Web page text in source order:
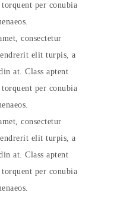
per conubia
consectetur
elit turpis, a
at. Class aptent
per conubia
consectetur
elit turpis, a
at. Class aptent
per conubia